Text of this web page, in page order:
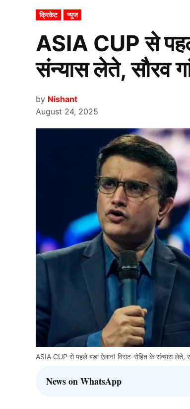
POSTED
IN
क्रिकेट न्यूज
ASIA CUP से पहले
संन्यास लेते, सौरव
by Nishant
August 24, 2025
ASIA CUP से पहले बड़ा ऐलान! विराट-रोहित के संन्यास लेते,
News on WhatsApp